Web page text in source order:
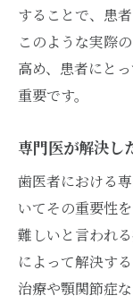
することで、患
このような実際
高め、患者にと
重要です。
専門医が解決し
歯医者における
いてその重要性
難しいと言われ
によって解決す
治療や顎関節症